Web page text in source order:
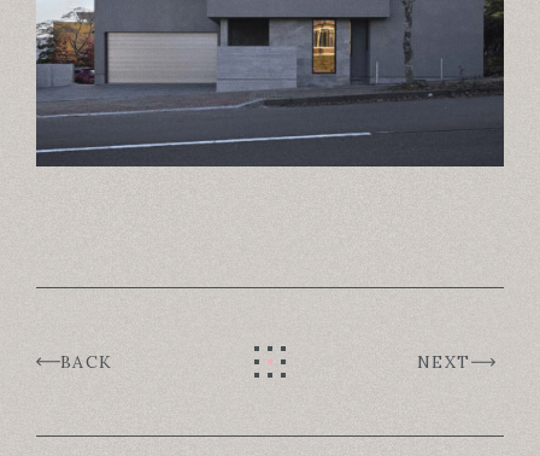
BACK NEXT